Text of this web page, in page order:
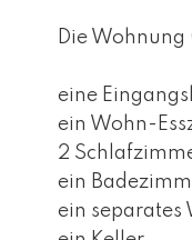
Die
eine
ein Wohn-
2
ein
ein separates